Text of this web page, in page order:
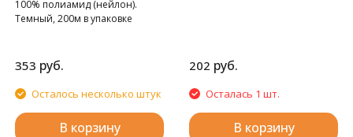
100% полиамид (нейлон).
Темный, 200м в упаковке
353 руб.
Осталось несколько штук
В корзину
202 руб.
Осталась 1 шт.
В корзину